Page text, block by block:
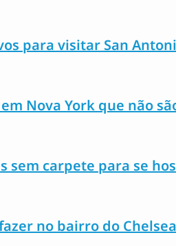
para visitar San
Nova York que não
sem carpete para se
no bairro do